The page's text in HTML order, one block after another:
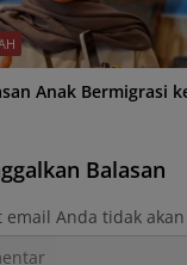
Anak Bermigrasi
Balasan
email Anda tidak